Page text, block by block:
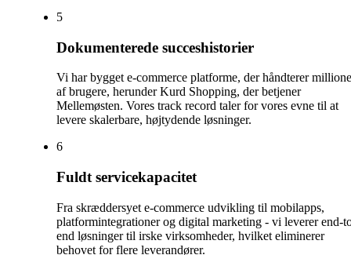
5
Dokumenterede succeshistorier
Vi har bygget e-commerce platforme, der håndterer
af brugere, herunder Kurd Shopping, der betjener
Mellemøsten. Vores track record taler for vores evne til at
levere skalerbare, højtydende løsninger.
6
Fuldt servicekapacitet
Fra skræddersyet e-commerce udvikling til mobilapps,
platformintegrationer og digital marketing - vi leverer end-
end løsninger til irske virksomheder, hvilket eliminerer
behovet for flere leverandører.